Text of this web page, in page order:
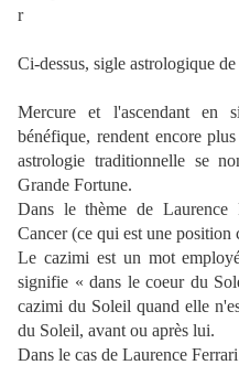
Ci-dessus, sigle astrologique
Mercure et l'ascendant en
bénéfique, rendent encore
astrologie traditionnelle se
Grande Fortune.
Dans le thème de Laurence
Cancer (ce qui est une position
Le cazimi est un mot
signifie « dans le coeur du
cazimi du Soleil quand elle
du Soleil, avant ou après lui.
Dans le cas de Laurence